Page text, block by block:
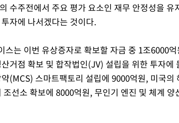
수주전에서 주요 평가 요소인 재무 안정성을
자에 나서겠다는 것이다.
스는 이번 유상증자로 확보할 자금 중 1조6000
거점 확보 및 합작법인(JV) 설립을 위한 투자에
(MCS) 스마트팩토리 설립에 9000억원, 미국의
조선소 확보에 8000억원, 무인기 엔진 및 체계